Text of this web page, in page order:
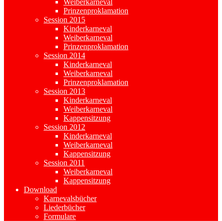
Weiberkarneval
Prinzenproklamation
Session 2015
Kinderkarneval
Weiberkarneval
Prinzenproklamation
Session 2014
Kinderkarneval
Weiberkarneval
Prinzenproklamation
Session 2013
Kinderkarneval
Weiberkarneval
Kappensitzung
Session 2012
Kinderkarneval
Weiberkarneval
Kappensitzung
Session 2011
Weiberkarneval
Kappensitzung
Download
Karnevalsbücher
Liederbücher
Formulare